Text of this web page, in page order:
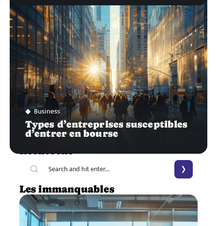
Business
Types d’entreprises susceptibles
d’entrer en bourse
Recherche
Les immanquables